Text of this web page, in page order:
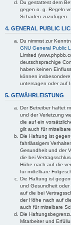
Du gestattest dem
gegen o. g. Regeln
Schaden zuzufügen.
4. GENERAL PUBLIC
Du nimmst zur
GNU General Public
Limited
deutschsprachige
haben keinen
können
untersagen oder auf
5. GEWÄHRLEISTUNG
Der Betreiber haftet
und der Verletzung
die auf ein
gilt auch für
Die Haftung ist
fahrlässigem
Gesundheit und der
die bei
Höhe nach auf die
für mittelbare
Die Haftung ist
und Gesundheit oder
auf die bei
der Höhe nach auf
auch für mittelbare
Die
Mitarbeiter und